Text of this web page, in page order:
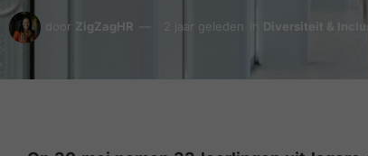
door ZigZagHR 2 jaar geleden in Diversiteit &